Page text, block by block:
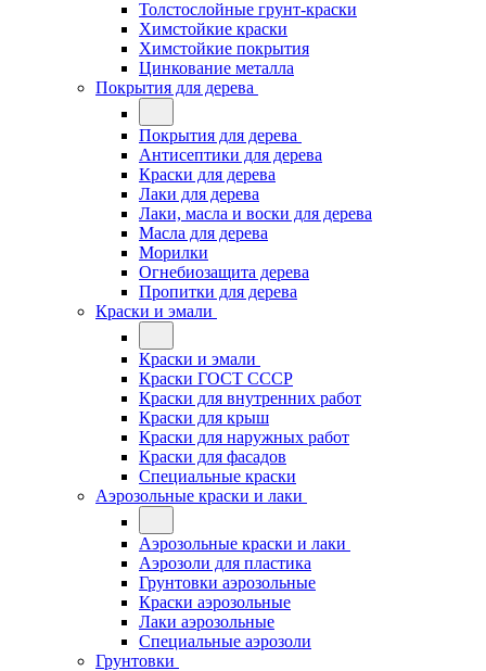
Толстослойные грунт-краски
Химстойкие краски
Химстойкие покрытия
Цинкование металла
Покрытия для дерева
Покрытия для дерева
Антисептики для дерева
Краски для дерева
Лаки для дерева
Лаки, масла и воски для дерева
Масла для дерева
Морилки
Огнебиозащита дерева
Пропитки для дерева
Краски и эмали
Краски и эмали
Краски ГОСТ СССР
Краски для внутренних работ
Краски для крыш
Краски для наружных работ
Краски для фасадов
Специальные краски
Аэрозольные краски и лаки
Аэрозольные краски и лаки
Аэрозоли для пластика
Грунтовки аэрозольные
Краски аэрозольные
Лаки аэрозольные
Специальные аэрозоли
Грунтовки